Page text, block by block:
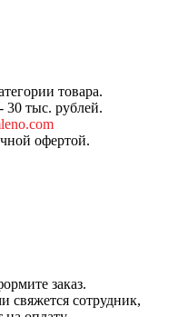
товара.
30 тыс. рублей.
офертой.
заказ.
сотрудник,